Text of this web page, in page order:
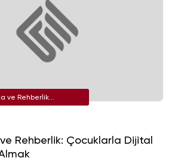
ve Rehberlik
Rehberlik: Çocuklarla Dijital